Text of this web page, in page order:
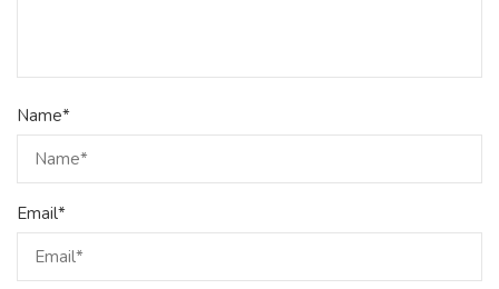
Name*
Email*